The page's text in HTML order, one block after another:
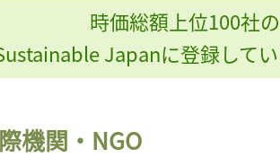
時価総額上位100社
Japanに登録して
機関・NGO